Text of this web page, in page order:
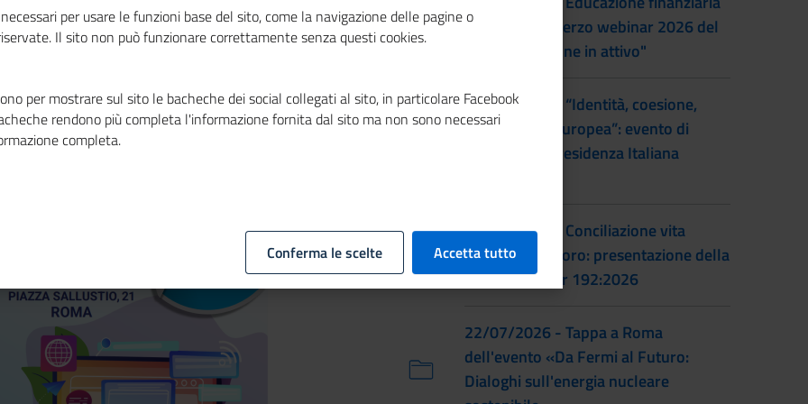
Camere di
al femminile: terzo webinar 2026 del
progetto "Donne in attivo"
28/07/2026 - “Identità, coesione,
integrazione europea”: evento di
lancio della Presidenza Italiana
22/07/2026 - Conciliazione vita
familiare e lavoro: presentazione della
prassi UNI/Pdr 192:2026
22/07/2026 - Tappa a Roma
dell'evento «Da Fermi al Futuro:
Dialoghi sull'energia nucleare
per usare le funzioni base del sito, come la navigazione delle pagine o
Il sito non può funzionare correttamente senza questi cookies.
per mostrare sul sito le bacheche dei social collegati al sito, in particolare Facebook
rendono più completa l'informazione fornita dal sito ma non sono necessari
completa.
Conferma le scelte Accetta tutto